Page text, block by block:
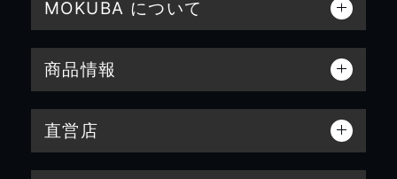
MOKUBA について
商品情報
直営店